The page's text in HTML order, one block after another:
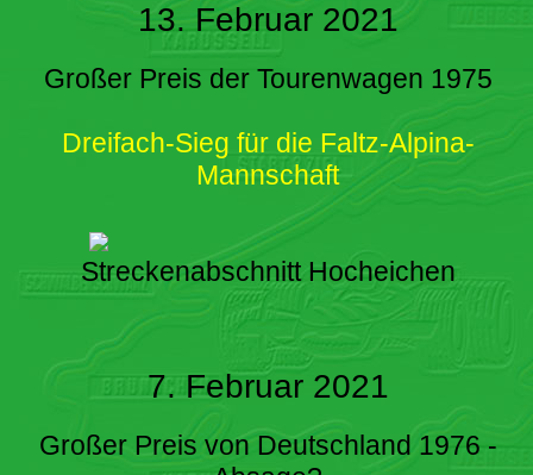
13. Februar 2021
Großer Preis der Tourenwagen 1975
Dreifach-Sieg für die Faltz-Alpina-
Mannschaft
Streckenabschnitt Hocheichen
7. Februar 2021
Großer Preis von Deutschland 1976 -